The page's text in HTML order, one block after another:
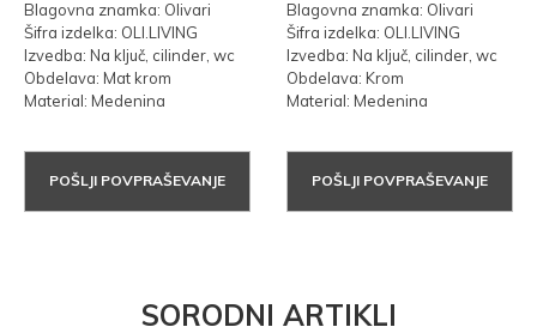
Blagovna znamka: Olivari
Šifra izdelka: OLI.LIVING
Izvedba: Na ključ, cilinder, wc
Obdelava: Mat krom
Material: Medenina
POŠLJI POVPRAŠEVANJE
Blagovna znamka: Olivari
Šifra izdelka: OLI.LIVING
Izvedba: Na ključ, cilinder, wc
Obdelava: Krom
Material: Medenina
POŠLJI POVPRAŠEVANJE
SORODNI ARTIKLI